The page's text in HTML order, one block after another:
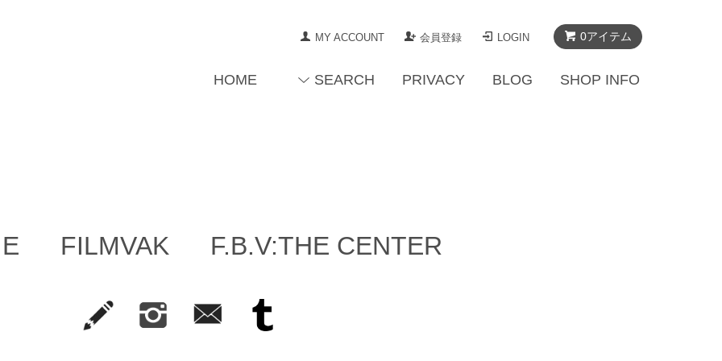
0アイテム
MY ACCOUNT 会員登録 LOGIN
HOME SEARCH PRIVACY BLOG SHOP INFO
FILMVAK F.B.V:THE CENTER